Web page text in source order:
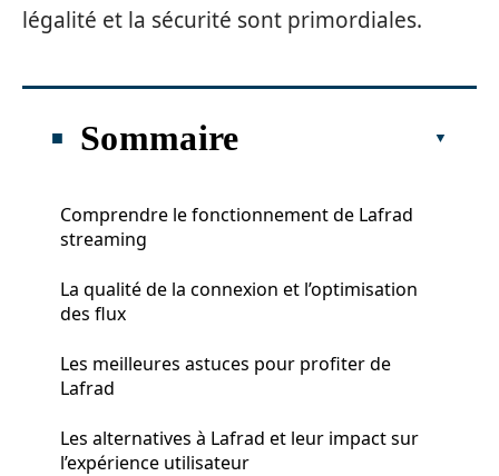
légalité et la sécurité sont primordiales.
Sommaire
Comprendre le fonctionnement de Lafrad
streaming
La qualité de la connexion et l’optimisation
des flux
Les meilleures astuces pour profiter de
Lafrad
Les alternatives à Lafrad et leur impact sur
l’expérience utilisateur